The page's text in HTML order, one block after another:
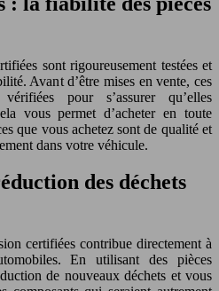
sont rigoureusement testées et
Avant d’être mises en vente, ces
pour s’assurer qu’elles
vous permet d’acheter en toute
que vous achetez sont de qualité et
dans votre véhicule.
des déchets
certifiées contribue directement à
En utilisant des pièces
de nouveaux déchets et vous